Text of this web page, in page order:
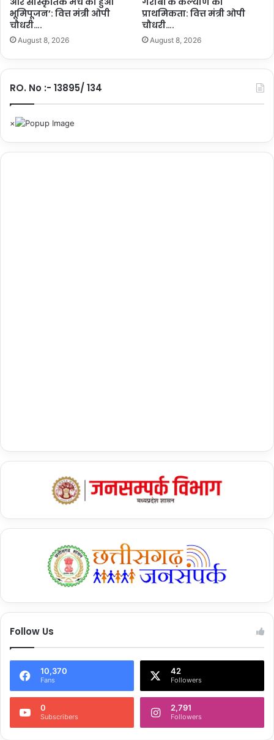
वि
ष्णु
दे
…
भूमिपूजन’: वित्त मंत्री ओपी
चौधरी….
August 8, 2026
प्राथमिकता: वित्त मंत्री ओपी
चौधरी….
August 8, 2026
RO. No :- 13895/ 134
Follow Us
10,370
Fans
42
Followers
0
Subscribers
2,791
Followers